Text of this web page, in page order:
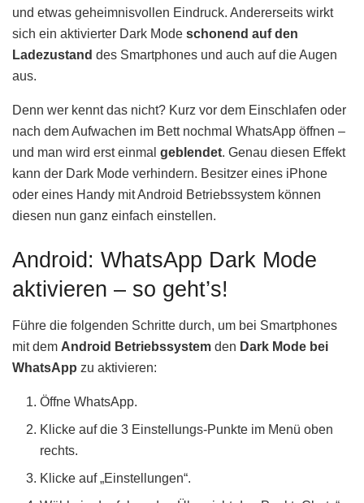
und etwas geheimnisvollen Eindruck. Andererseits wirkt
sich ein aktivierter Dark Mode schonend auf den
Ladezustand des Smartphones und auch auf die Augen
aus.
Denn wer kennt das nicht? Kurz vor dem Einschlafen oder
nach dem Aufwachen im Bett nochmal WhatsApp öffnen –
und man wird erst einmal geblendet. Genau diesen Effekt
kann der Dark Mode verhindern. Besitzer eines iPhone
oder eines Handy mit Android Betriebssystem können
diesen nun ganz einfach einstellen.
Android: WhatsApp Dark Mode
aktivieren – so geht’s!
Führe die folgenden Schritte durch, um bei Smartphones
mit dem Android Betriebssystem den Dark Mode bei
WhatsApp zu aktivieren:
Öffne WhatsApp.
Klicke auf die 3 Einstellungs-Punkte im Menü oben
rechts.
Klicke auf „Einstellungen“.